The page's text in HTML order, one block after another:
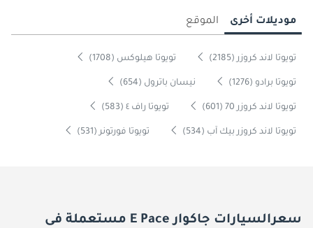
موديلات أخرى الموقع
تويوتا لاند كروزر (2185) تويوتا هيلوكس (1708)
تويوتا برادو (1276) نيسان باترول (654)
تويوتا لاند كروزر 70 (601) تويوتا راف ٤ (583)
تويوتا لاند كروزر بيك آب (534) تويوتا فورتونر (531)
سعرالسيارات جاكوار E Pace مستعملة فى